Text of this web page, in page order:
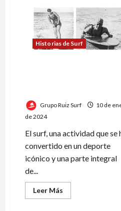
Hamilton:
inspiradora
historia
de
una
a
dominar
Historias de Surf
Grupo Ruiz Surf
10 de
de 2024
El surf, una actividad que se
convertido en un deporte
icónico y una parte integral
de...
Leer Más
más